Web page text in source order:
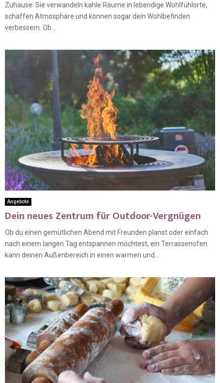
Zuhause. Sie verwandeln kahle Räume in lebendige Wohlfühlorte,
schaffen Atmosphäre und können sogar dein Wohlbefinden
verbessern. Ob...
Angebote
Dein neues Zentrum für Outdoor-Vergnügen
Ob du einen gemütlichen Abend mit Freunden planst oder einfach
nach einem langen Tag entspannen möchtest, ein Terrassenofen
kann deinen Außenbereich in einen warmen und...